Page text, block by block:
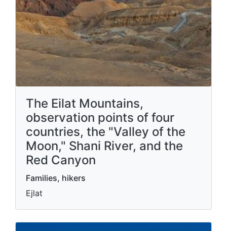
The Eilat Mountains,
observation points of four
countries, the "Valley of the
Moon," Shani River, and the
Red Canyon
Families, hikers
Ejlat